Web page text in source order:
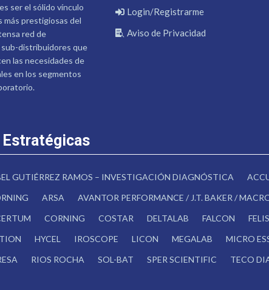
ser el sólido vínculo
más prestigiosas del
red de
distribuidores que
las necesidades de
en los segmentos
Login/Registrarme
Aviso de Privacidad
GUTIÉRREZ RAMOS – INVESTIGACIÓN DIAGNÓSTICA
ARSA AVANTOR PERFORMANCE / J.T. BAKER /
CORNING COSTAR DELTALAB FALCON
HYCEL IROSCOPE LICON MEGALAB MICRO
RIOS ROCHA SOL-BAT SPER SCIENTIFIC TECO